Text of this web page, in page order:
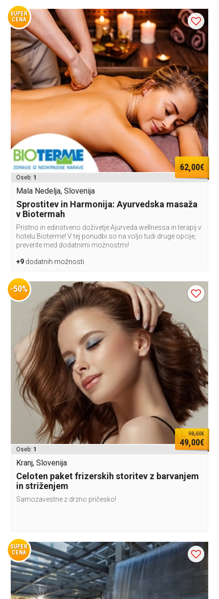
SUPER
CENA
62,00€
Oseb: 1
Mala Nedelja, Slovenija
Sprostitev in Harmonija: Ayurvedska masaža
v Biotermah
Pristno in edinstveno doživetje Ajurveda wellnessa in terapij v
hotelu Bioterme! V tej ponudbi so na voljo tudi druge opcije,
preverite med dodatnimi možnostmi!
+9 dodatnih možnosti
-50%
98,00€
49,00€
Oseb: 1
Kranj, Slovenija
Celoten paket frizerskih storitev z barvanjem
in striženjem
Samozavestne z drzno pričesko!
SUPER
CENA